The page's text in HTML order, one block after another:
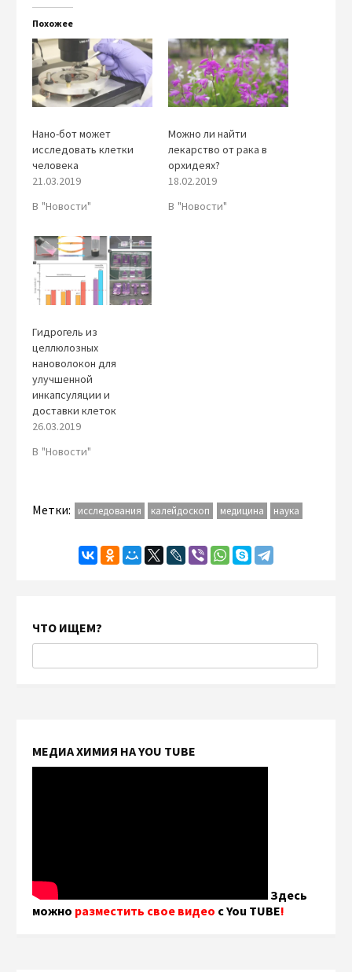
Похожее
Нано-бот может
исследовать клетки
человека
21.03.2019
В "Новости"
Можно ли найти
лекарство от рака в
орхидеях?
18.02.2019
В "Новости"
Гидрогель из
целлюлозных
нановолокон для
улучшенной
инкапсуляции и
доставки клеток
26.03.2019
В "Новости"
Метки: исследования калейдоскоп медицина наука
ЧТО ИЩЕМ?
МЕДИА ХИМИЯ НА YOU TUBE
Здесь
можно разместить свое видео с You TUBE!